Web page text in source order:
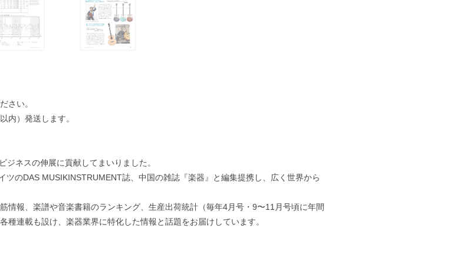
さい。
内）発送します。
ネスの伸展に貢献してまいりました。
のDAS MUSIKINSTRUMENT誌、中国の雑誌『楽器』と編集提携し、広く世界から
情報、楽譜や音楽書籍のランキング、生産出荷統計（毎年4月号・9〜11月号頃に年間
連載も設け、楽器業界に特化した情報と話題をお届けしています。